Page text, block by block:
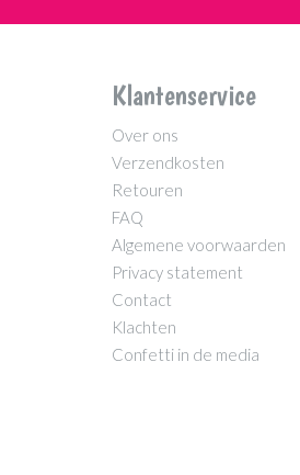
Klantenservice
Over ons
Verzendkosten
Retouren
FAQ
Algemene voorwaarden
Privacy statement
Contact
Klachten
Confetti in de media